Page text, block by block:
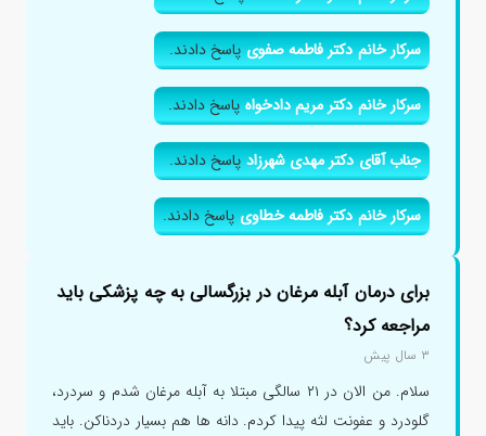
سرکار خانم دکتر فاطمه صفویپاسخ دادند.
سرکار خانم دکتر مریم دادخواهپاسخ دادند.
جناب آقای دکتر مهدی شهرزادپاسخ دادند.
سرکار خانم دکتر فاطمه خطاویپاسخ دادند.
برای درمان آبله مرغان در بزرگسالی به چه پزشکی باید
مراجعه کرد؟
۳ سال پیش
سلام. من الان در ۲۱ سالگی مبتلا به آبله مرغان شدم و سردرد،
گلودرد و عفونت لثه پیدا کردم. دانه ها هم بسیار دردناکن. باید